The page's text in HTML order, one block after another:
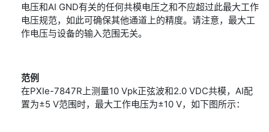
电压和AI GND有关的任何共模电压之和不应超过此最大工作
电压规范，如此可确保其他通道上的精度。请注意，最大工
作电压与设备的输入范围无关。
范例
在PXIe-7847R上测量10 Vpk正弦波和2.0 VDC共模，AI配
置为±5 V范围时，最大工作电压为±10 V，如下图所示：